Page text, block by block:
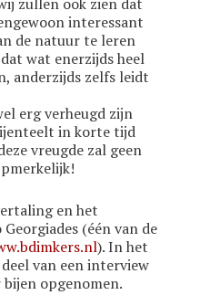
interessant
de natuur te leren
wat enerzijds heel
anderzijds zelfs leidt
erg verheugd zijn
in korte tijd
vreugde zal geen
en het
(één van de
). In het
van een interview
bijen opgenomen.